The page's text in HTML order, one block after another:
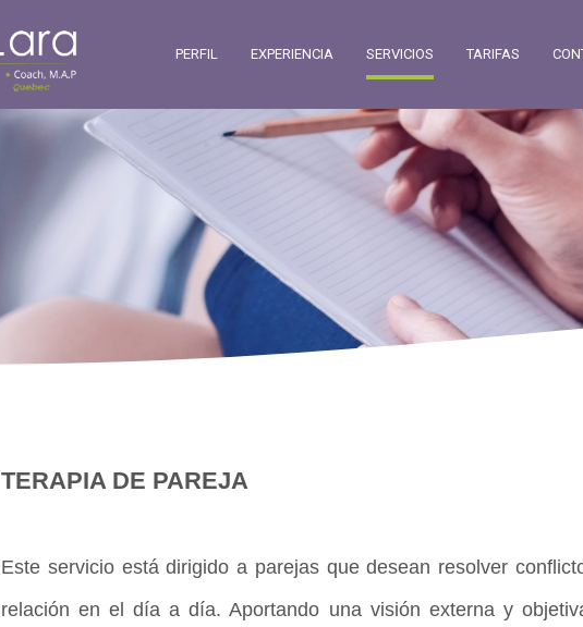
PERFIL EXPERIENCIA SERVICIOS TARIFAS
TERAPIA DE PAREJA
Este servicio está dirigido a parejas que desean resolver
relación en el día a día. Aportando una visión externa y